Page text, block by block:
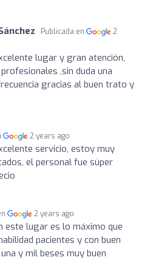
Publicada en
2
lugar y gran atención,
,sin duda una
gracias al buen trato y
2 years ago
servicio, estoy muy
el personal fue súper
2 years ago
este lugar es lo máximo que
pacientes y con buen
y mil beses muy buen